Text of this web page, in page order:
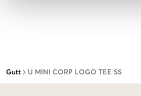
Gutt U MINI CORP LOGO TEE SS